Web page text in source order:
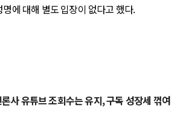
에 대해 별도 입장이 없다고 했다.
사 유튜브 조회수는 유지, 구독 성장세 꺾여